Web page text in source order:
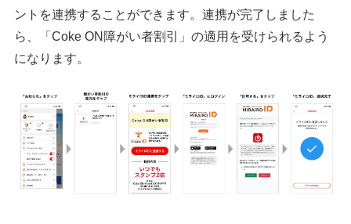
ントを連携することができます。連携が完了しました
ら、「Coke ON障がい者割引」の適用を受けられるよう
になります。